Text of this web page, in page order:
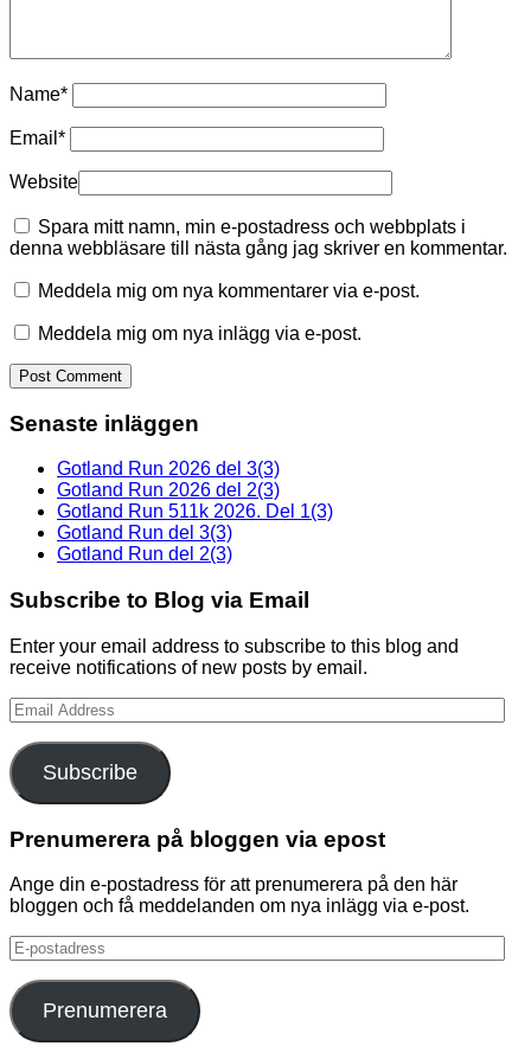
Name*
Email *
Website
Spara mitt namn, min e-postadress och webbplats i
denna webbläsare till nästa gång jag skriver en kommentar.
Meddela mig om nya kommentarer via e-post.
Meddela mig om nya inlägg via e-post.
Senaste inläggen
Gotland Run 2026 del 3(3)
Gotland Run 2026 del 2(3)
Gotland Run 511k 2026. Del 1(3)
Gotland Run del 3(3)
Gotland Run del 2(3)
Subscribe to Blog via Email
Enter your email address to subscribe to this blog and
receive notifications of new posts by email.
Email
Address
Subscribe
Prenumerera på bloggen via epost
Ange din e-postadress för att prenumerera på den här
bloggen och få meddelanden om nya inlägg via e-post.
E-
postadress
Prenumerera